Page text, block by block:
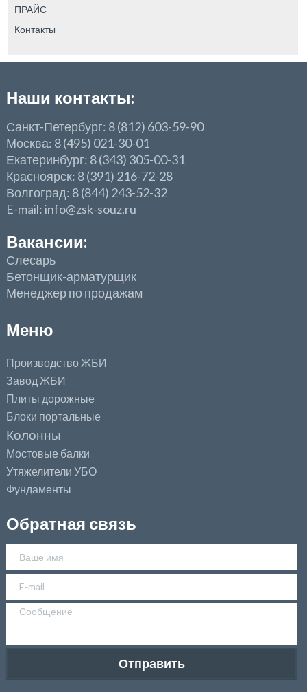
ПРАЙС
Контакты
Наши контакты:
Санкт-Петербург: 8 (812) 603-59-90
Москва: 8 (495) 021-30-01
Екатеринбург: 8 (343) 305-00-31
Красноярск: 8 (391) 216-72-28
Волгоград: 8 (844) 243-52-32
E-mail: info@zsk-souz.ru
Вакансии:
Слесарь
Бетонщик-арматурщик
Менеджер по продажам
Меню
Производство ЖБИ
Завод ЖБИ
Плиты дорожные
Блоки портальные
Колонны
Мостовые балки
Утяжелители УБО
Фундаменты
Обратная связь